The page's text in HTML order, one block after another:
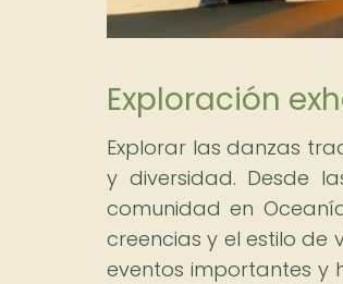
Exploración
Explorar las danzas
y diversidad. Desde
comunidad en
creencias y el estilo de
eventos importantes y